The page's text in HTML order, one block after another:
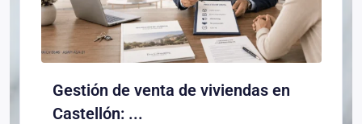
Gestión de venta de viviendas en
Castellón: ...